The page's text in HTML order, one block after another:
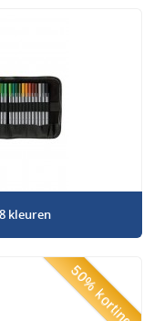
kleuren
50% korting